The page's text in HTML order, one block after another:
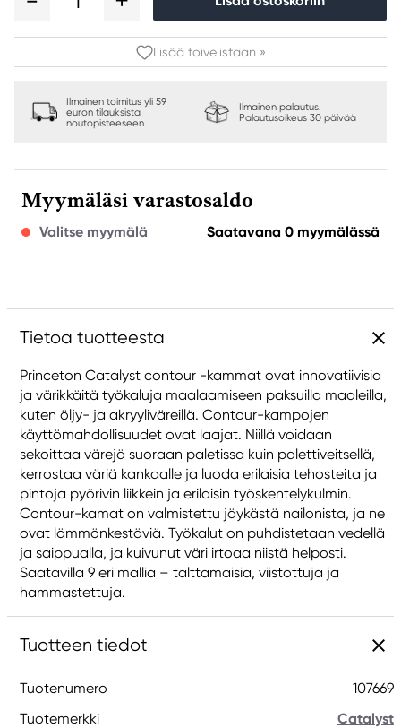
Lisää toivelistaan »
Ilmainen toimitus yli 59
euron tilauksista
noutopisteeseen.
Ilmainen palautus.
Palautusoikeus 30 päivää
Myymäläsi varastosaldo
Valitse myymälä Saatavana 0 myymälässä
Tietoa tuotteesta
Princeton Catalyst contour -kammat ovat innovatiivisia
ja värikkäitä työkaluja maalaamiseen paksuilla maaleilla,
kuten öljy- ja akryyliväreillä. Contour-kampojen
käyttömahdollisuudet ovat laajat. Niillä voidaan
sekoittaa värejä suoraan paletissa kuin palettiveitsellä,
kerrostaa väriä kankaalle ja luoda erilaisia tehosteita ja
pintoja pyörivin liikkein ja erilaisin työskentelykulmin.
Contour-kamat on valmistettu jäykästä nailonista, ja ne
ovat lämmönkestäviä. Työkalut on puhdistetaan vedellä
ja saippualla, ja kuivunut väri irtoaa niistä helposti.
Saatavilla 9 eri mallia – talttamaisia, viistottuja ja
hammastettuja.
Tuotteen tiedot
Tuotenumero
107669
Tuotemerkki
Catalyst